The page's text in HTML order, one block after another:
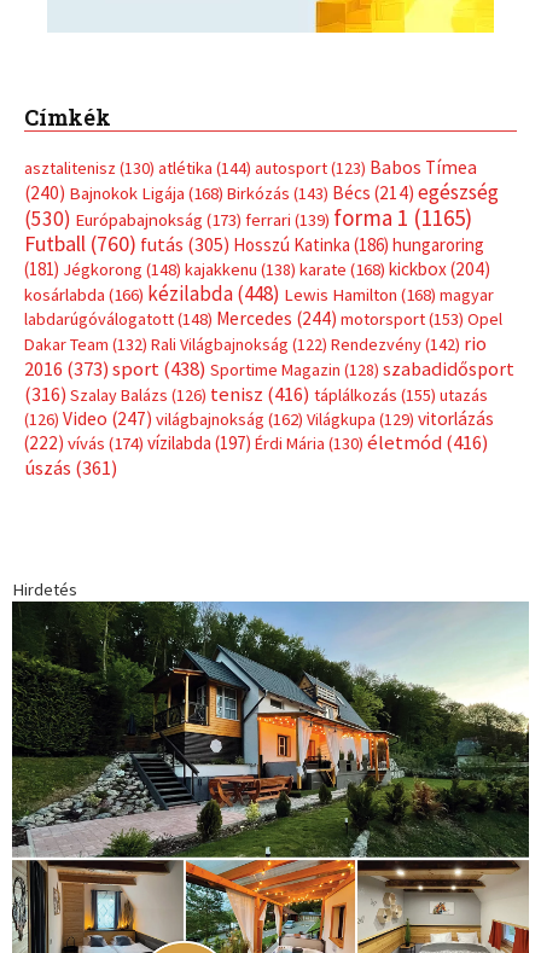
Címkék
asztalitenisz (130) atlétika (144) autosport(123) Babos Tímea
(240) Bajnokok Ligája (168) Birkózás (143) Bécs (214) egészség
(530) Európabajnokság (173) ferrari (139) forma 1 (1165)
Futball (760) futás (305) Hosszú Katinka (186) hungaroring
(181) Jégkorong (148) kajakkenu (138) karate (168) kickbox(204)
kosárlabda (166) kézilabda(448) Lewis Hamilton (168) magyar
labdarúgóválogatott(148) Mercedes (244) motorsport(153) Opel
Dakar Team (132) Rali Világbajnokság (122) Rendezvény(142) rio
2016 (373) sport(438) Sportime Magazin (128) szabadidősport
(316) Szalay Balázs (126) tenisz (416) táplálkozás (155) utazás
(126) Video (247) világbajnokság (162) Világkupa (129) vitorlázás
(222) vívás (174) vízilabda (197) Érdi Mária (130) életmód(416)
úszás (361)
Hirdetés